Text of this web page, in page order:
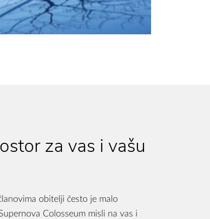
za vas i vašu
obitelji često je malo
Colosseum misli na vas i